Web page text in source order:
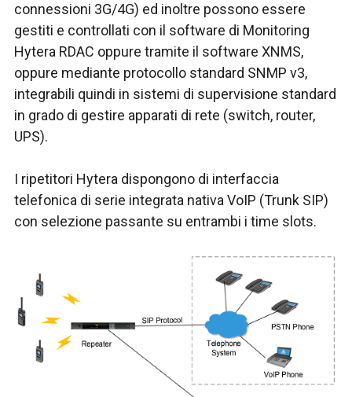
connessioni 3G/4G) ed inoltre possono essere
gestiti e controllati con il software di Monitoring
Hytera RDAC oppure tramite il software XNMS,
oppure mediante protocollo standard SNMP v3,
integrabili quindi in sistemi di supervisione standard
in grado di gestire apparati di rete (switch, router,
UPS).
I ripetitori Hytera dispongono di interfaccia
telefonica di serie integrata nativa VoIP (Trunk SIP)
con selezione passante su entrambi i time slots.